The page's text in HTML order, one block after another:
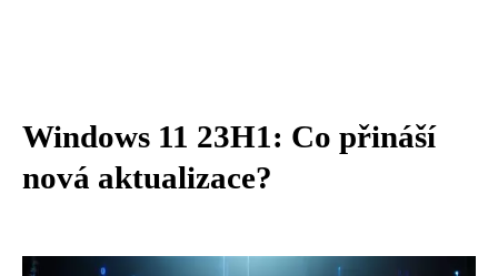
Windows 11 23H1: Co přináší
nová aktualizace?